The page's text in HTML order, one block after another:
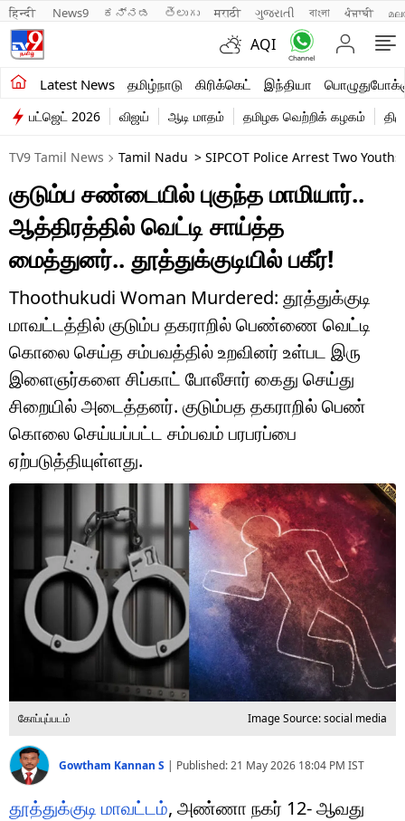
हिन्दी News9 ಕನ್ನಡ తెలుగు मराठी ગુજરાતી বাংলা ਪੰਜਾਬੀ
AQI
Latest News தமிழ்நாடு கிரிக்கெட் இந்தியா
சமீபத்திய செய்திகள்
தமிழ்நாடு
இந்தியா
உலகம்
விளையாட்டு
பொழுதுபோக்கு
லைஃப்ஸ்டைல்
வணிகம்
டெக்னாலஜி
ஆன்மீகம்
ஹெஃல்த்
ஷார்ட் வீடியோஸ்
வலை கதைகள்
போட்டோ கேலரி
பட்ஜெட் 2026 விஜய் ஆடி மாதம் தமிழக வெற்றிக் கழகம்
TV9 Tamil News Tamil Nadu > SIPCOT Police Arrest Two
குடும்ப சண்டையில் புகுந்த மாமியார்..
ஆத்திரத்தில் வெட்டி சாய்த்த
மைத்துனர்.. தூத்துக்குடியில் பகீர்!
Thoothukudi Woman Murdered: தூத்துக்குடி
மாவட்டத்தில் குடும்ப தகராறில் பெண்ணை வெட்டி
கொலை செய்த சம்பவத்தில் உறவினர் உள்பட இரு
இளைஞர்களை சிப்காட் போலீசார் கைது செய்து
சிறையில் அடைத்தனர். குடும்பத தகராறில் பெண்
கொலை செய்யப்பட்ட சம்பவம் பரபரப்பை
ஏற்படுத்தியுள்ளது.
கோப்புப்படம் Image Source: social media
Gowtham Kannan S | Published:21 May 2026 18:04 PM IST
தூத்துக்குடி மாவட்டம், அண்ணா நகர் 12- ஆவது